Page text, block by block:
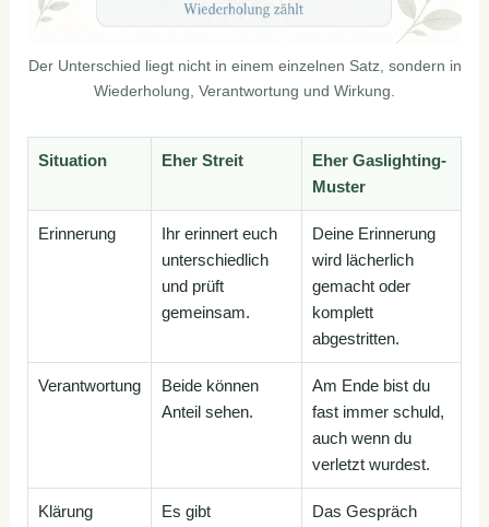
Der Unterschied liegt nicht in einem einzelnen Satz, sondern in
Wiederholung, Verantwortung und Wirkung.
Situation Eher Streit
Eher Gaslighting-
Muster
Erinnerung
Ihr erinnert euch
unterschiedlich
und prüft
gemeinsam.
Deine Erinnerung
wird lächerlich
gemacht oder
komplett
abgestritten.
Verantwortung
Beide können
Anteil sehen.
Am Ende bist du
fast immer schuld,
auch wenn du
verletzt wurdest.
Klärung
Es gibt
Das Gespräch